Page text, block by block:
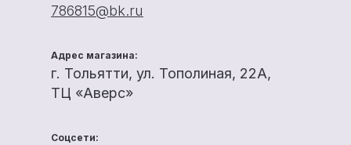
786815@bk.ru
Адрес магазина:
г. Тольятти, ул. Тополиная, 22А,
ТЦ «Аверс»
Соцсети: